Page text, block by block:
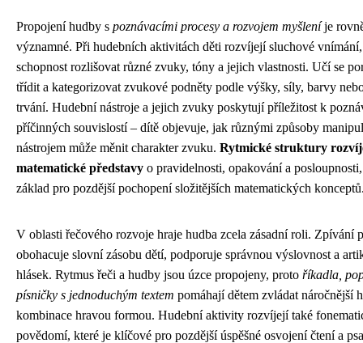
Propojení hudby s poznávacími procesy a rozvojem myšleníje
významné. Při hudebních aktivitách děti rozvíjejí sluchové vnímání,
schopnost rozlišovat různé zvuky, tóny a jejich vlastnosti. Učí se
třídit a kategorizovat zvukové podněty podle výšky, síly, barvy
trvání. Hudební nástroje a jejich zvuky poskytují příležitost k
příčinných souvislostí – dítě objevuje, jak různými způsoby
nástrojem může měnit charakter zvuku. Rytmické struktury
matematické představy o pravidelnosti, opakování a
základ pro pozdější pochopení složitějších matematických
V oblasti řečového rozvoje hraje hudba zcela zásadní roli. Zpívání
obohacuje slovní zásobu dětí, podporuje správnou výslovnost a
hlásek. Rytmus řeči a hudby jsou úzce propojeny, proto říkadla,
písničky s jednoduchým textem pomáhají dětem zvládat náročnější
kombinace hravou formou. Hudební aktivity rozvíjejí také
povědomí, které je klíčové pro pozdější úspěšné osvojení čtení a